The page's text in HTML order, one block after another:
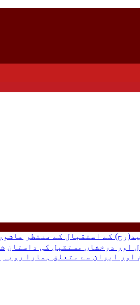
کے استقبال کے منتظر
اور درخشاں مستقبل کی داستان
اور ایران سے متعلق ہمارا رویہ